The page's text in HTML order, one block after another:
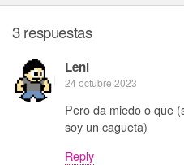
3 respuestas
Leni
24 octubre 2023
Pero da miedo o que
soy un cagueta)
Reply